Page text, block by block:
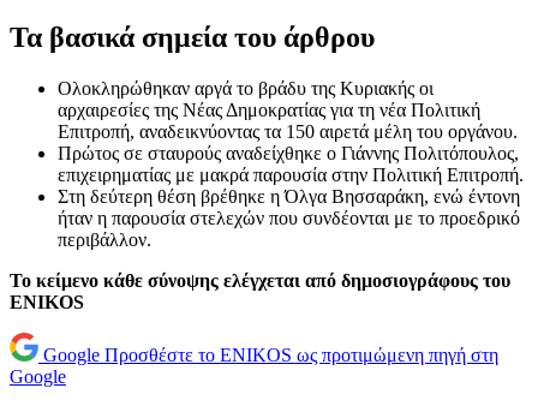
Τα βασικά σημεία του άρθρου
Ολοκληρώθηκαν αργά το βράδυ της Κυριακής οι
αρχαιρεσίες της Νέας Δημοκρατίας για τη νέα Πολιτική
Επιτροπή, αναδεικνύοντας τα 150 αιρετά μέλη του οργάνου.
Πρώτος σε σταυρούς αναδείχθηκε ο Γιάννης Πολιτόπουλος,
επιχειρηματίας με μακρά παρουσία στην Πολιτική Επιτροπή.
Στη δεύτερη θέση βρέθηκε η Όλγα Βησσαράκη, ενώ έντονη
ήταν η παρουσία στελεχών που συνδέονται με το προεδρικό
περιβάλλον.
Το κείμενο κάθε σύνοψης ελέγχεται από δημοσιογράφους του
ENIKOS
Google Προσθέστε το ENIKOS ως προτιμώμενη πηγή στη
Google